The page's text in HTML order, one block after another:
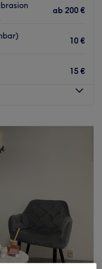
ab 200 €
10 €
15 €
ab sofort den
Augenbrauenform
geht: Bei
Beauty-Wünsche